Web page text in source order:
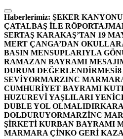
İçeriğe
atla
Haberlerimiz: ŞEKER
ÇATALBAŞ İLE RÖPORTAJ
SERTAŞ KARAKAŞ’TAN 19
MERT ÇANGA’DAN
BASIN MENSUPLARIYLA
RAMAZAN BAYRAMI MESAJI
DURUM DEĞERLENDİRMESİ
SEVİYORMARZINC
CUMHURİYET BAYRAMI
HUZUREVİ YAŞLILARI
DUBLE YOL OLMALIDIR
DOLDURUYORMARZİNC
ŞİRKETİ KURBAN BAYRAMI
MARMARA ÇİNKO GERİ